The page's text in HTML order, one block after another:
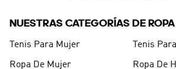
NUESTRAS CATEGORÍAS DE
Tenis Para Mujer Tenis
Ropa De Mujer Ropa De